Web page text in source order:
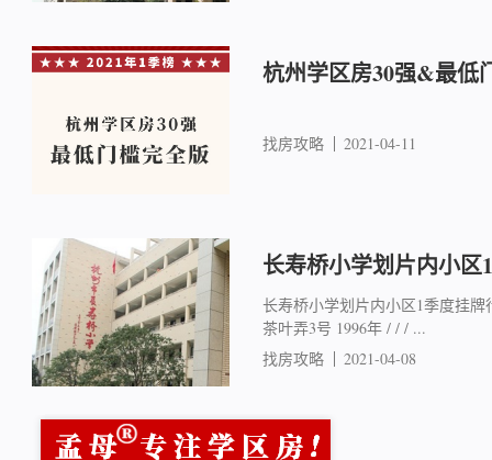
杭州学区房30强&最低
找房攻略 2021-04-11
长寿桥小学划片内小区
长寿桥小学划片内小区1季度挂
茶叶弄3号 1996年 / / / ...
找房攻略
2021-04-08